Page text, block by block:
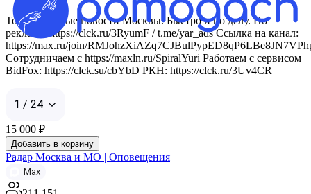
Только важные новости Москвы. Быстро и по делу. По
рекламе: https://clck.ru/3RyumF / t.me/yar_ads Ссылка на канал:
https://max.ru/join/
Сотрудничаем с https://maxln.ru/SpiralYuri Работаем с сервисом
BidFox: https://clck.su/cbYbD РКН: https://clck.ru/3Uv4CR
1 / 24
15 000 ₽
Добавить в корзину
Радар Москва и МО | Оповещения
Max